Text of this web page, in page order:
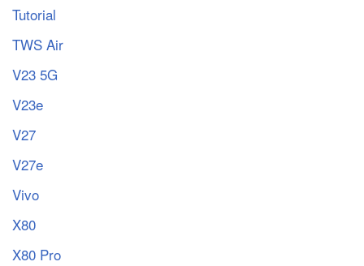
Tutorial
TWS Air
V23 5G
V23e
V27
V27e
Vivo
X80
X80 Pro